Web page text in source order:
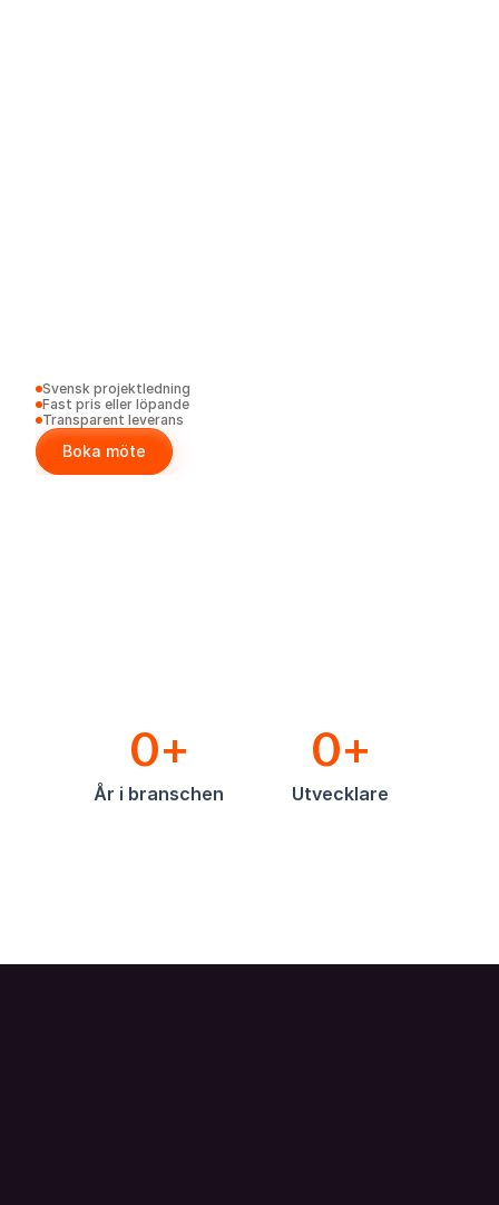
Select Language
Sv
Svensk projektledning
Fast pris eller löpande
Transparent leverans
Boka möte
0+
År i branschen
0+
Utvecklare